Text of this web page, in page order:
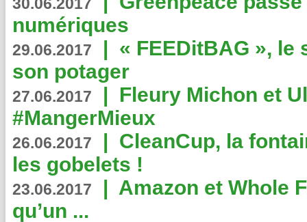
numériques
29.06.2017 | « FEEDitBAG », le
son potager
27.06.2017 | Fleury Michon et
#MangerMieux
26.06.2017 | CleanCup, la
les gobelets !
23.06.2017 | Amazon et Whole
qu’un ...